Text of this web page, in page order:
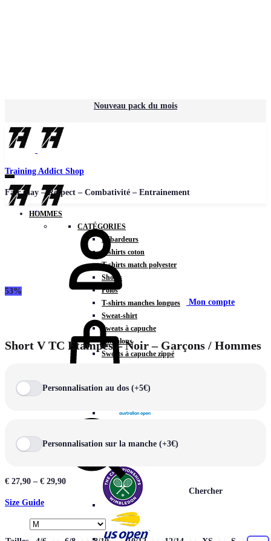
Nouveau pack du mois
Training Addict Shop
Fair play – Respect – Combativité – Entrainement
HOMMES
CATÉGORIES
Débardeurs
T-shirts coton
T-shirts match polyester
Shorts
Polos
T-shirts manches longues
Sweat-shirt
Sweats à capuche
Pantalons
Sweats à capuche zippé
Mon compte
Chercher
53%
Short V TC Etampes – Noir – Garçons / Hommes
Personnalisation au dos (+5€)
Personnalisation sur la manche (+3€)
€ 27,90 – € 29,90
Size Guide